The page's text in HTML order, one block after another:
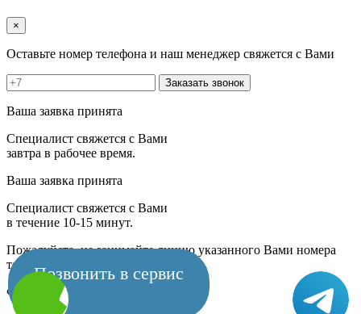
×
Оставьте номер телефона и наш менеджер свяжется с Вами
Заказать звонок
Ваша заявка принята
Специалист свяжется с Вами
завтра в рабочее время.
Ваша заявка принята
Специалист свяжется с Вами
в течение 10-15 минут.
Пожалуйста, не занимайте линию указанного Вами номера
телефона.
Форма временно не работает
Позвонить в сервис